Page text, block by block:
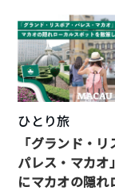
ひとり旅
「グランド・リ
パレス・マカオ
にマカオの隠れ